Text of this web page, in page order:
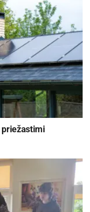
priežastimi